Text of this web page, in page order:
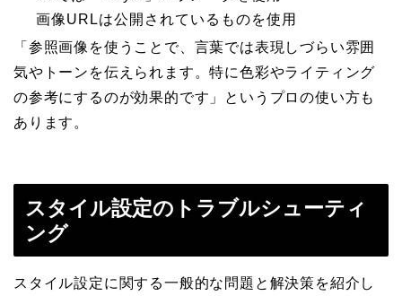
画像URLは公開されているものを使用
「参照画像を使うことで、言葉では表現しづらい雰囲
気やトーンを伝えられます。特に色彩やライティング
の参考にするのが効果的です」というプロの使い方も
あります。
スタイル設定のトラブルシューティ
ング
スタイル設定に関する一般的な問題と解決策を紹介し